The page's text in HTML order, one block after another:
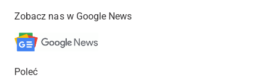
Zobacz nas w Google News
Poleć